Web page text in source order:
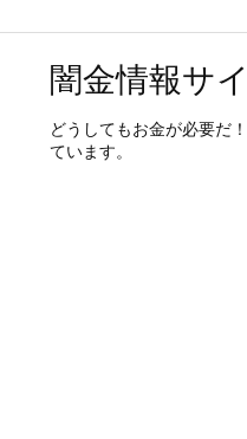
闇金情報サ
どうしてもお金が必要だ
ています。